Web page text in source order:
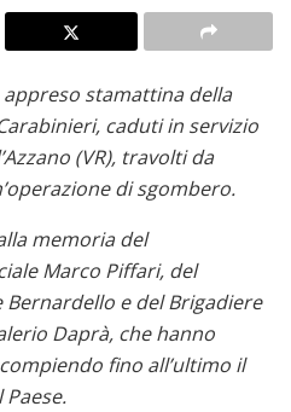
stamattina della
caduti in servizio
(VR), travolti da
di sgombero.
memoria del
Marco Piffari, del
Bernardello e del Brigadiere
Daprà, che hanno
fino all’ultimo il